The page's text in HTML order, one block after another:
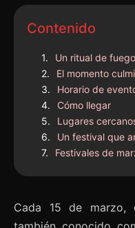
Contenido
Un ritual de
El momento
Horario de
Cómo llegar
Lugares
Un festival que
Festivales de
Cada 15 de marzo,